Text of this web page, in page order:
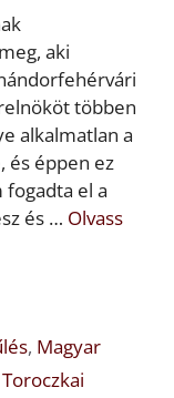
aki
többen
alkalmatlan a
és éppen ez
fogadta el a
és … Olvass
, Magyar
Toroczkai